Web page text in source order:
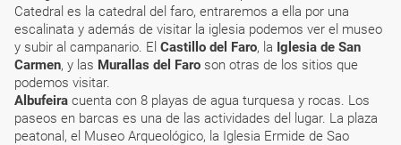
Catedral es la catedral del faro, entraremos a ella por una
escalinata y además de visitar la iglesia podemos ver el museo
y subir al campanario. El Castillo del Faro, la Iglesia de San
Carmen, y las Murallas del Faro son otras de los sitios que
podemos visitar.
Albufeira cuenta con 8 playas de agua turquesa y rocas. Los
paseos en barcas es una de las actividades del lugar. La plaza
peatonal, el Museo Arqueológico, la Iglesia Ermide de Sao